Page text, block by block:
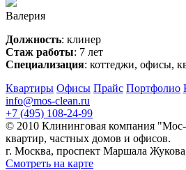
Валерия
Должность: клинер
Стаж работы: 7 лет
Специализация: коттеджи, офисы,
Квартиры Офисы Прайс Портфолио
info@mos-clean.ru
+7 (495) 108-24-99
© 2010 Клининговая компания
квартир, частных домов и офисов.
г. Москва, проспект Маршала
Смотреть на карте